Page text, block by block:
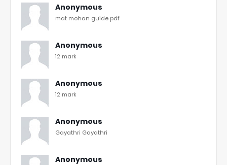
Anonymous
mat mohan guide pdf
Anonymous
12 mark
Anonymous
12 mark
Anonymous
Gayathri Gayathri
Anonymous